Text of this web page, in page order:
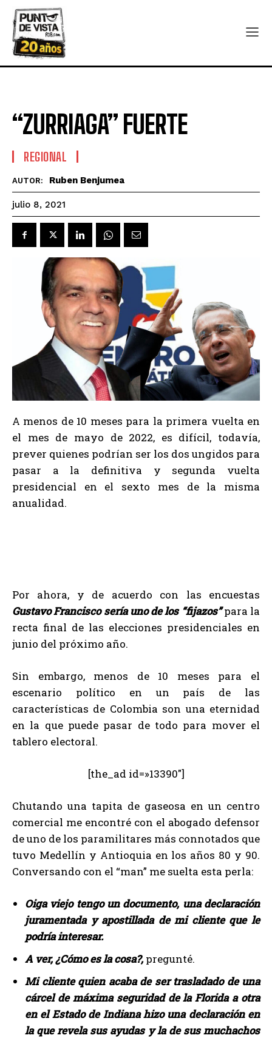
“ZURRIAGA” FUERTE
REGIONAL
AUTOR: Ruben Benjumea
julio 8, 2021
A menos de 10 meses para la primera vuelta en
el mes de mayo de 2022, es difícil, todavía,
prever quienes podrían ser los dos ungidos para
pasar a la definitiva y segunda vuelta
presidencial en el sexto mes de la misma
anualidad.
Por ahora, y de acuerdo con las encuestas
Gustavo Francisco sería uno de los “fijazos” para la
recta final de las elecciones presidenciales en
junio del próximo año.
Sin embargo, menos de 10 meses para el
escenario político en un país de las
características de Colombia son una eternidad
en la que puede pasar de todo para mover el
tablero electoral.
[the_ad id=»13390″]
Chutando una tapita de gaseosa en un centro
comercial me encontré con el abogado defensor
de uno de los paramilitares más connotados que
tuvo Medellín y Antioquia en los años 80 y 90.
Conversando con el “man” me suelta esta perla:
Oiga viejo tengo un documento, una declaración
juramentada y apostillada de mi cliente que le
podría interesar.
A ver, ¿Cómo es la cosa?,pregunté.
Mi cliente quien acaba de ser trasladado de una
cárcel de máxima seguridad de la Florida a otra
en el Estado de Indiana hizo una declaración en
la que revela sus ayudas y la de sus muchachos